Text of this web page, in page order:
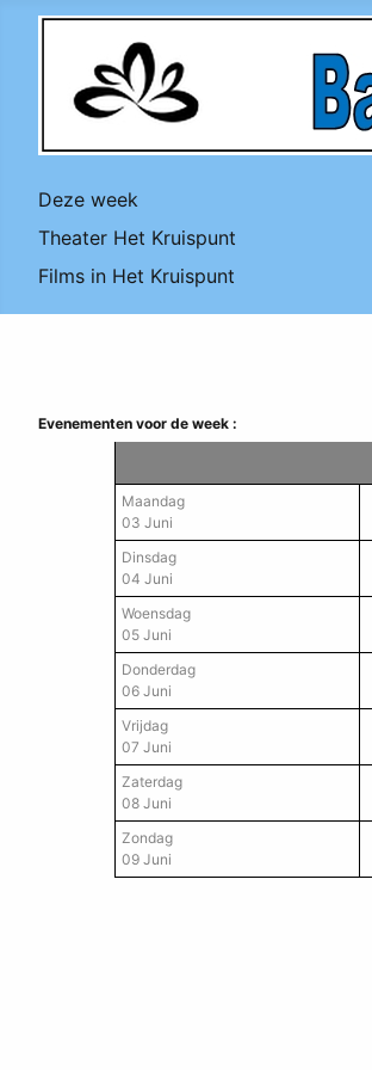
Deze week
Theater Het Kruispunt
Films in Het Kruispunt
Evenementen voor de week :
Maandag
03 Juni
Dinsdag
04 Juni
Woensdag
05 Juni
Donderdag
06 Juni
Vrijdag
07 Juni
Zaterdag
08 Juni
Zondag
09 Juni